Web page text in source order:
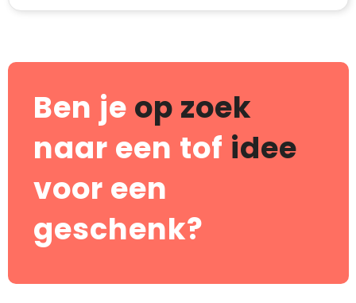
Ben je op zoek
naar een tof idee
voor een
geschenk?